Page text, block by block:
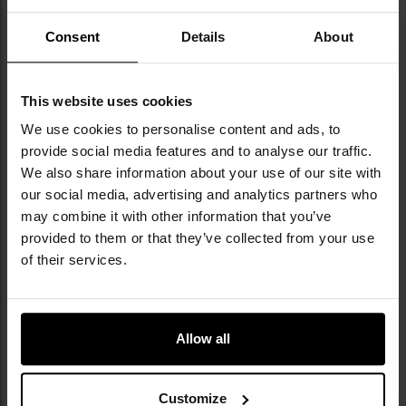
Consent Details About
This website uses cookies
We use cookies to personalise content and ads, to
provide social media features and to analyse our traffic.
We also share information about your use of our site with
our social media, advertising and analytics partners who
may combine it with other information that you’ve
provided to them or that they’ve collected from your use
of their services.
Allow all
Customize
Militaria.pl jest oficjalnym dystrybutorem
Mil-Tec to marka stworzona przez firmę Sturm
Handels GmbH, która od 1971 roku specjalizuje
się w produkcji i dystrybucji odzieży oraz
sprzętu outdoorowego i taktycznego.
Korzystając z doświadczenia w pracy z
nadwyżkami wojskowymi i jednocześnie
jak linia cywilnych kamuflaży Phantomleaf® -
firma zyskała renomę producenta wysokiej
jakości sprzętu w atrakcyjnej cenie. Marka dba
aktywnie wspierając inicjatywę "Social Fair".
Ciekawostką jest oferta replik historycznych